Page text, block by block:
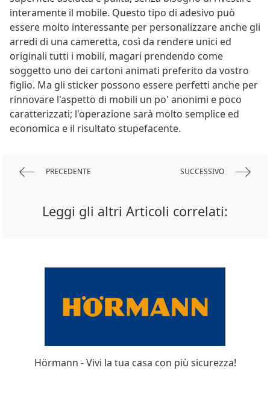
interamente il mobile. Questo tipo di adesivo può
essere molto interessante per personalizzare anche gli
arredi di una cameretta, così da rendere unici ed
originali tutti i mobili, magari prendendo come
soggetto uno dei cartoni animati preferito da vostro
figlio. Ma gli sticker possono essere perfetti anche per
rinnovare l'aspetto di mobili un po' anonimi e poco
caratterizzati; l'operazione sarà molto semplice ed
economica e il risultato stupefacente.
PRECEDENTE SUCCESSIVO
Leggi gli altri Articoli correlati:
Hörmann - Vivi la tua casa con più sicurezza!